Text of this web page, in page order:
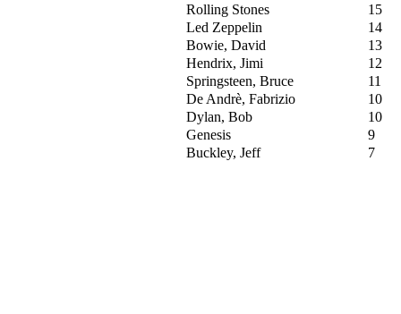
Rolling Stones
15
Led Zeppelin
14
Bowie, David
13
Hendrix, Jimi
12
Springsteen, Bruce
11
De Andrè, Fabrizio
10
Dylan, Bob
10
Genesis
9
Buckley, Jeff
7